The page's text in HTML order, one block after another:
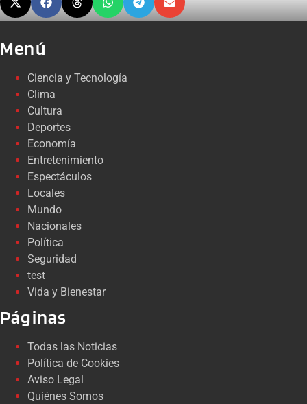
Menú
Ciencia y Tecnología
Clima
Cultura
Deportes
Economía
Entretenimiento
Espectáculos
Locales
Mundo
Nacionales
Política
Seguridad
test
Vida y Bienestar
Páginas
Todas las Noticias
Política de Cookies
Aviso Legal
Quiénes Somos